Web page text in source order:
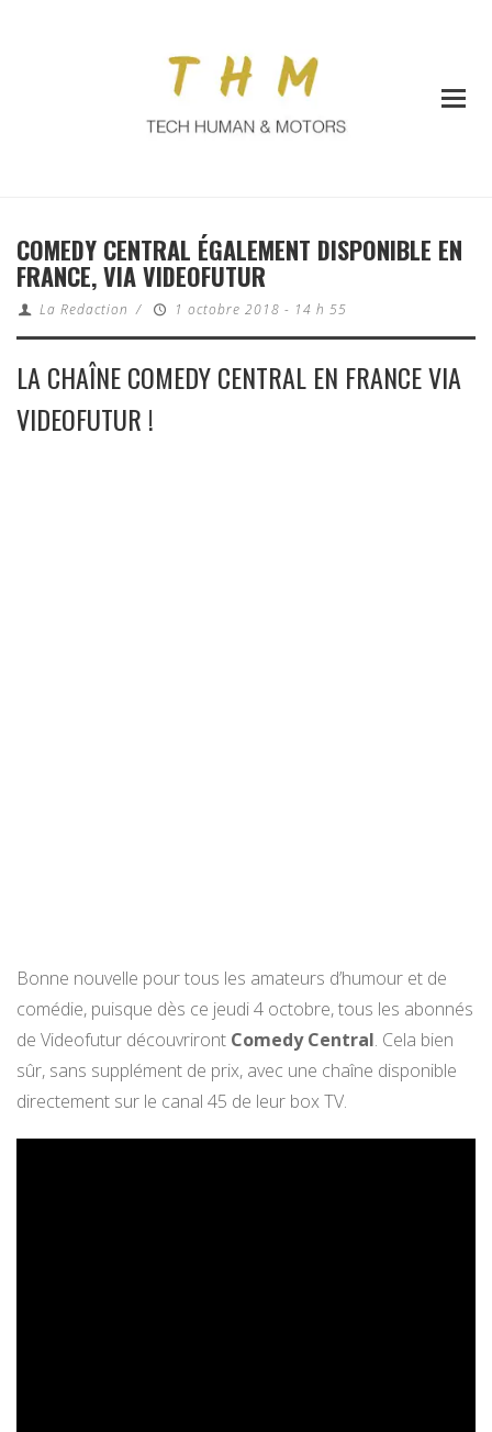
COMEDY CENTRAL ÉGALEMENT DISPONIBLE EN
FRANCE, VIA VIDEOFUTUR
La Redaction / 1 octobre 2018 - 14 h 55
LA CHAÎNE COMEDY CENTRAL EN FRANCE VIA
VIDEOFUTUR !
Bonne nouvelle pour tous les amateurs d’humour et de
comédie, puisque dès ce jeudi 4 octobre, tous les abonnés
de Videofutur découvriront Comedy Central. Cela bien
sûr, sans supplément de prix, avec une chaîne disponible
directement sur le canal 45 de leur box TV.